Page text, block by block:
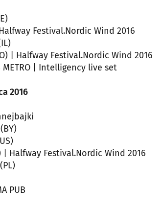
Festival.Nordic Wind 2016
| Halfway Festival.Nordic Wind 2016
METRO | Intelligency live set
2016
| Halfway Festival.Nordic Wind 2016
PUB